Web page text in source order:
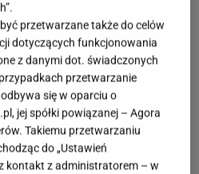
przetwarzane także do celów
dotyczących funkcjonowania
z danymi dot. świadczonych
przetwarzanie
się w oparciu o
jej spółki powiązanej – Agora
Takiemu przetwarzaniu
do „Ustawień
kontakt z administratorem – w